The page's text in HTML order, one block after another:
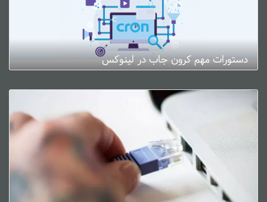
دستورات مهم کرون جاب در لینوکس